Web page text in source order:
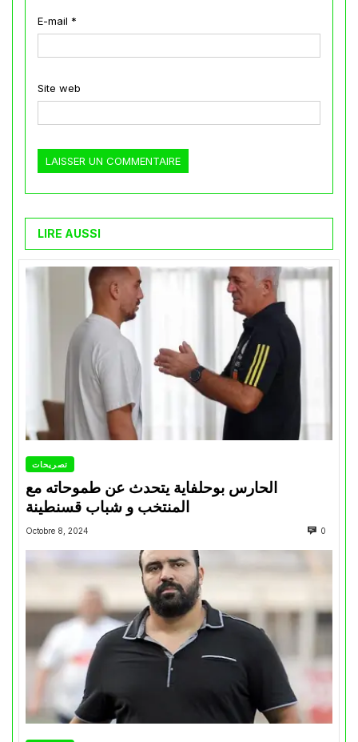
E-mail *
Site web
LIRE AUSSI
تصريحات
الحارس بوحلفاية يتحدث عن طموحاته مع
المنتخب و شباب قسنطينة
Octobre 8, 2024 0